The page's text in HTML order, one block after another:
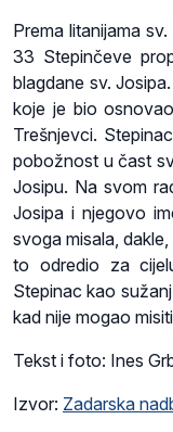
Prema litanijama
33 Stepinčeve
blagdane sv.
koje je bio
Trešnjevci.
pobožnost u čast
Josipu. Na svom
Josipa i njegovo
svoga misala,
to odredio za
Stepinac kao
kad nije mogao
Tekst i foto: Ines
Izvor: Zadarska